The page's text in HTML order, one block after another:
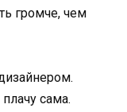
громче, чем
сама.